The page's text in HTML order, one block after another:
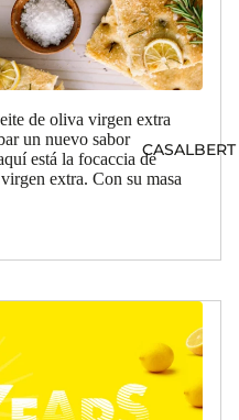
de oliva virgen extra
un nuevo sabor
está la focaccia de
extra. Con su masa